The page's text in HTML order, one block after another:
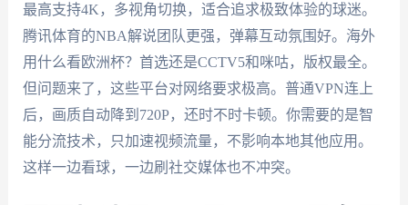
最高支持4K，多视角切换，适合追求极致体验的球迷。
腾讯体育的NBA解说团队更强，弹幕互动氛围好。海外
用什么看欧洲杯？首选还是CCTV5和咪咕，版权最全。
但问题来了，这些平台对网络要求极高。普通VPN连上
后，画质自动降到720P，还时不时卡顿。你需要的是智
能分流技术，只加速视频流量，不影响本地其他应用。
这样一边看球，一边刷社交媒体也不冲突。